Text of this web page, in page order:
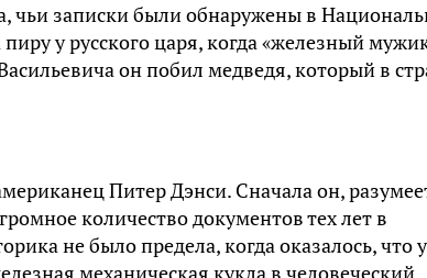
чьи записки были обнаружены в
у русского царя, когда «железный
он побил медведя, который в
Питер Дэнси. Сначала он,
количество документов тех лет в
не было предела, когда оказалось, что у